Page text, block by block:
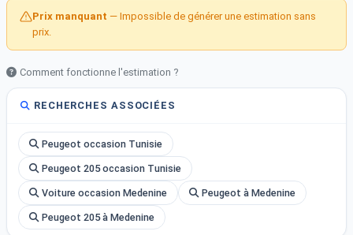
Prix manquant — Impossible de générer une estimation sans
prix.
Comment fonctionne l'estimation ?
RECHERCHES ASSOCIÉES
Peugeot occasion Tunisie
Peugeot 205 occasion Tunisie
Voiture occasion Medenine Peugeot à Medenine
Peugeot 205 à Medenine